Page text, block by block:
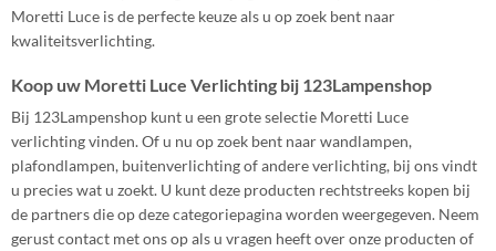
Moretti Luce is de perfecte keuze als u op zoek bent naar
kwaliteitsverlichting.
Koop uw Moretti Luce Verlichting bij 123Lampenshop
Bij 123Lampenshop kunt u een grote selectie Moretti Luce
verlichting vinden. Of u nu op zoek bent naar wandlampen,
plafondlampen, buitenverlichting of andere verlichting, bij ons vindt
u precies wat u zoekt. U kunt deze producten rechtstreeks kopen bij
de partners die op deze categoriepagina worden weergegeven. Neem
gerust contact met ons op als u vragen heeft over onze producten of